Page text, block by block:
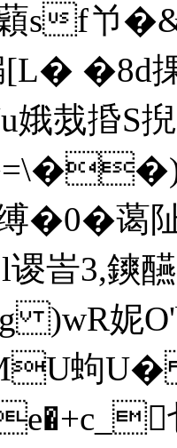
sf兯
[L�
娥烖捪S
�0�
谡峕3,
)wR妮
蚼